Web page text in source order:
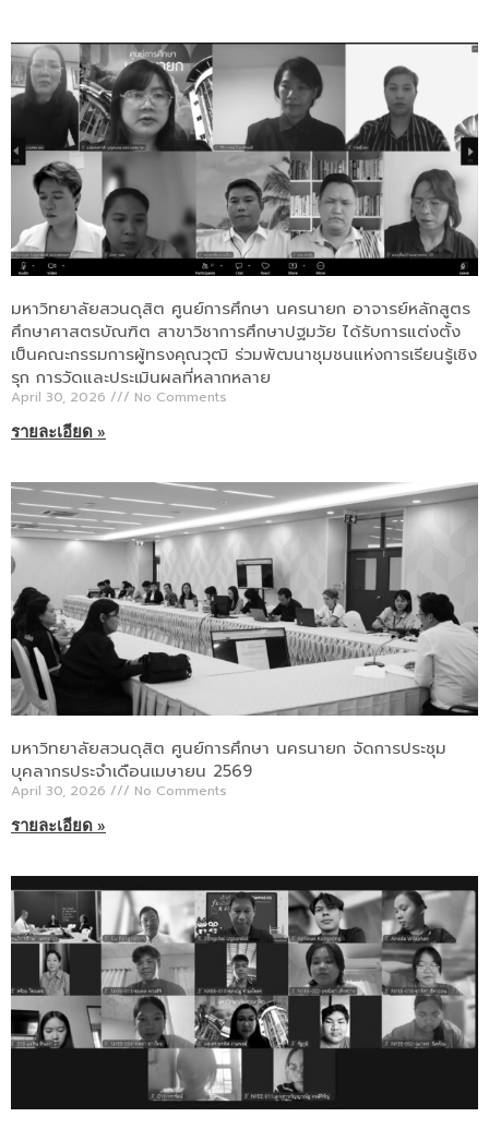
มหาวิทยาลัยสวนดุสิต ศูนย์การศึกษา นครนายก อาจารย์หลักสูตร
ศึกษาศาสตรบัณฑิต สาขาวิชาการศึกษาปฐมวัย ได้รับการแต่งตั้ง
เป็นคณะกรรมการผู้ทรงคุณวุฒิ ร่วมพัฒนาชุมชนแห่งการเรียนรู้เชิง
รุก การวัดและประเมินผลที่หลากหลาย
April 30, 2026
No Comments
รายละเอียด »
มหาวิทยาลัยสวนดุสิต ศูนย์การศึกษา นครนายก จัดการประชุม
บุคลากรประจำเดือนเมษายน 2569
April 30, 2026
No Comments
รายละเอียด »
Page PagePage